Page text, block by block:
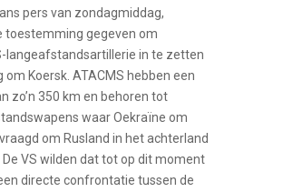
pers van zondagmiddag,
toestemming gegeven om
langeafstandsartillerie in te zetten
om Koersk. ATACMS hebben een
zo’n 350 km en behoren tot
waar Oekraïne om
om Rusland in het achterland
De VS wilden dat tot op dit moment
directe confrontatie tussen de